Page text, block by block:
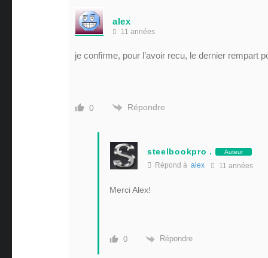
alex
11 années
je confirme, pour l’avoir recu, le dernier rempart
0 Répondre
steelbookpro . Auteur
Répond à alex 11 années
Merci Alex!
0 Répondre